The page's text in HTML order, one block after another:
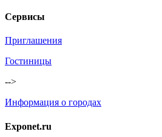
Сервисы
Приглашения
Гостиницы
-->
Информация о городах
Exponet.ru